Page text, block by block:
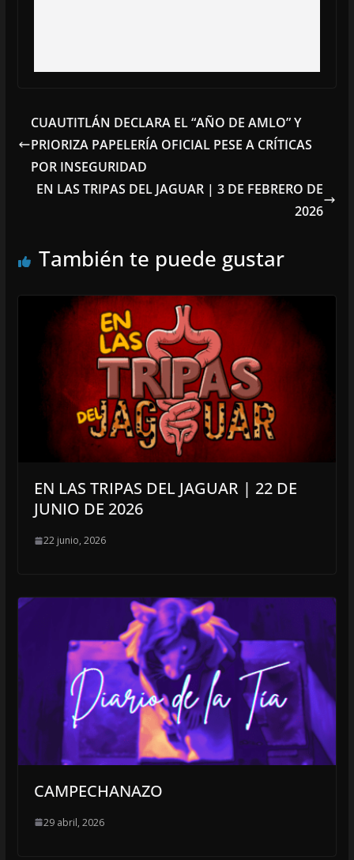
CUAUTITLÁN DECLARA EL “AÑO DE AMLO” Y
PRIORIZA PAPELERÍA OFICIAL PESE A CRÍTICAS
POR INSEGURIDAD
EN LAS TRIPAS DEL JAGUAR | 3 DE FEBRERO DE
2026
También te puede gustar
EN LAS TRIPAS DEL JAGUAR | 22 DE
JUNIO DE 2026
22 junio, 2026
CAMPECHANAZO
29 abril, 2026